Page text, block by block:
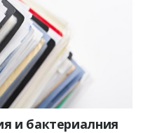
и бактериалния